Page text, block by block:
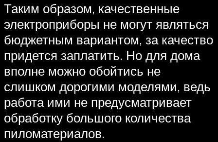
Таким образом, качественные
электроприборы не могут являться
бюджетным вариантом, за качество
придется заплатить. Но для дома
вполне можно обойтись не
слишком дорогими моделями, ведь
работа ими не предусматривает
обработку большого количества
пиломатериалов.